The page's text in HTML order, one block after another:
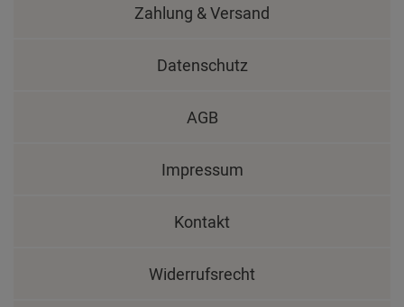
Zahlung & Versand
Datenschutz
AGB
Impressum
Kontakt
Widerrufsrecht